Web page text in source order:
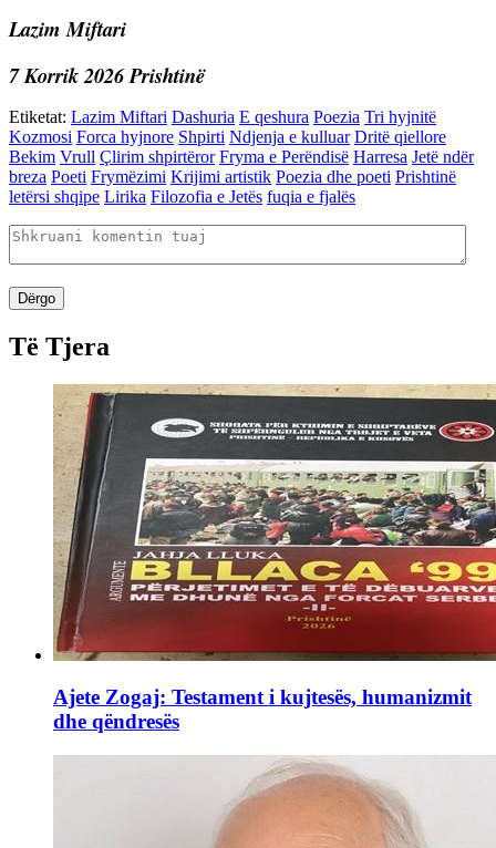
Lazim Miftari
7 Korrik 2026 Prishtinë
Etiketat: Lazim Miftari Dashuria E qeshura Poezia Tri hyjnitë
Kozmosi Forca hyjnore Shpirti Ndjenja e kulluar Dritë qiellore
Bekim Vrull Çlirim shpirtëror Fryma e Perëndisë Harresa Jetë ndër
breza Poeti Frymëzimi Krijimi artistik Poezia dhe poeti Prishtinë
letërsi shqipe Lirika Filozofia e Jetës fuqia e fjalës
Dërgo
Të Tjera
Ajete Zogaj: Testament i kujtesës, humanizmit
dhe qëndresës